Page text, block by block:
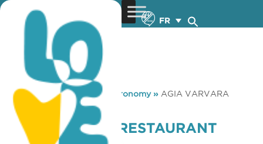
FR
You are here: Home »Gastronomy» AGIA VARVARA
RESTAURANT
AGIA VARVARA RESTAURANT